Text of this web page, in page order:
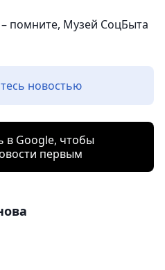
– помните, Музей СоцБыта
новостью
в Google, чтобы
первым